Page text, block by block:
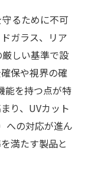
るために不可
ガラス、リア
しい基準で設
保や視界の確
能を持つ点が特
り、UVカット
への対応が進ん
満たす製品と